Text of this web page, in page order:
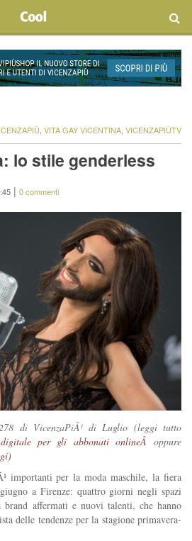
, VITA GAY VICENTINA, VICENZAPIÙTV
lo stile genderless
| 0 commenti
di VicenzaPiÃ¹ di Luglio (leggi tutto
digitale per gli abbonati onlineÂ oppure
importanti per la moda maschile, la fiera
a Firenze: quattro giorni negli spazi
brand affermati e nuovi talenti, che hanno
delle tendenze per la stagione primavera-